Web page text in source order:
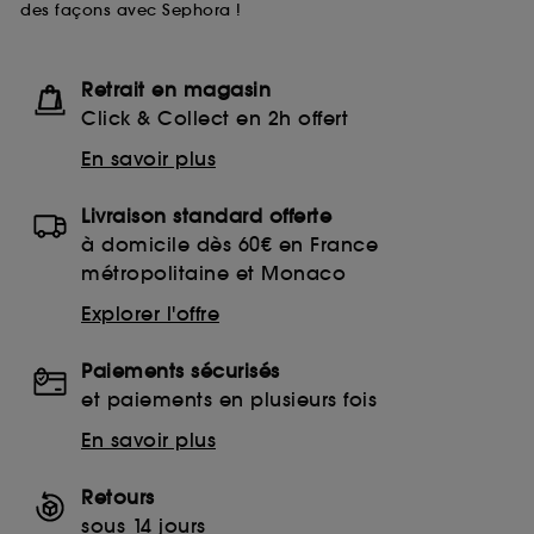
des façons avec Sephora !
Retrait en magasin
Click & Collect en 2h offert
En savoir plus
Livraison standard offerte
à domicile dès 60€ en France
métropolitaine et Monaco
Explorer l'offre
Paiements sécurisés
et paiements en plusieurs fois
En savoir plus
Retours
sous 14 jours